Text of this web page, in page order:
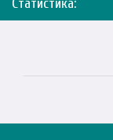
Статистика: